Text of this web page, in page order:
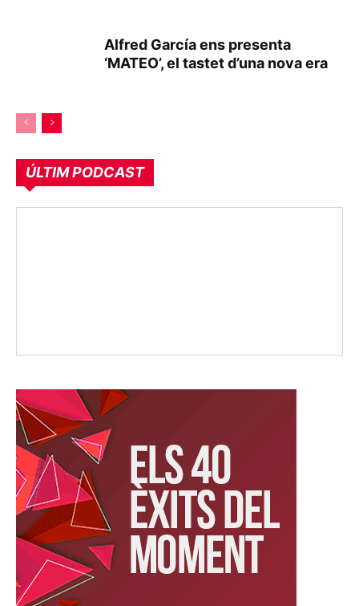
Alfred García ens presenta
‘MATEO’, el tastet d’una nova era
ÚLTIM PODCAST